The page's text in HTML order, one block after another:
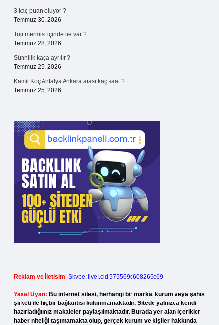
3 kaç puan oluyor ?
Temmuz 30, 2026
Top mermisi içinde ne var ?
Temmuz 28, 2026
Sünnilik kaça ayrılır ?
Temmuz 25, 2026
Kamil Koç Antalya Ankara arası kaç saat ?
Temmuz 25, 2026
Reklam ve İletişim: Skype: live:.cid.575569c608265c69
Yasal Uyarı: Bu internet sitesi, herhangi bir marka, kurum veya şahıs
şirketi ile hiçbir bağlantısı bulunmamaktadır. Sitede yalnızca kendi
hazırladığımız makaleler paylaşılmaktadır. Burada yer alan içerikler
haber niteliği taşımamakta olup, gerçek kurum ve kişiler hakkında